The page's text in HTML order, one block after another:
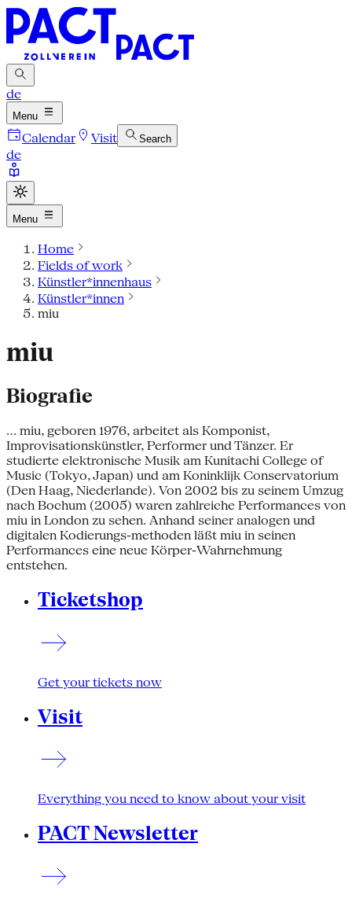
de
Menu
Calendar Visit Search
de
Menu
Home
Fields of work
Künstler*innenhaus
Künstler*innen
miu
miu
Biografie
... miu, geboren 1976, arbeitet als Komponist,
Improvisationskünstler, Performer und Tänzer. Er
studierte elektronische Musik am Kunitachi College of
Music (Tokyo, Japan) und am Koninklijk Conservatorium
(Den Haag, Niederlande). Von 2002 bis zu seinem Umzug
nach Bochum (2005) waren zahlreiche Performances von
miu in London zu sehen. Anhand seiner analogen und
digitalen Kodierungs-methoden läßt miu in seinen
Performances eine neue Körper-Wahrnehmung
entstehen.
Ticketshop
Get your tickets now
Visit
Everything you need to know about your visit
PACT Newsletter